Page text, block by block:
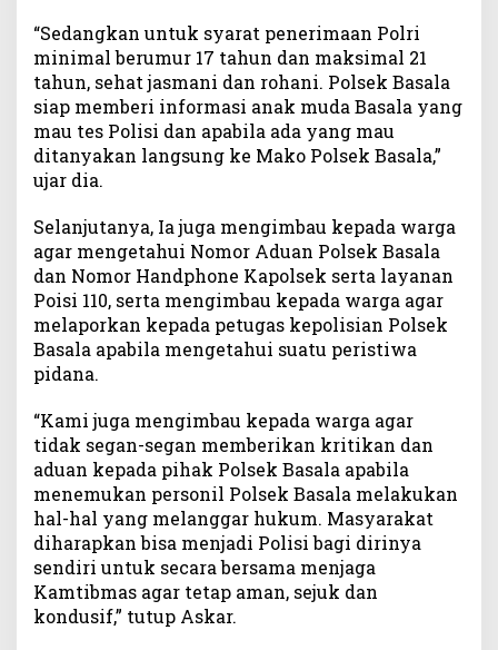
“Sedangkan untuk syarat penerimaan Polri
minimal berumur 17 tahun dan maksimal 21
tahun, sehat jasmani dan rohani. Polsek Basala
siap memberi informasi anak muda Basala yang
mau tes Polisi dan apabila ada yang mau
ditanyakan langsung ke Mako Polsek Basala,”
ujar dia.
Selanjutanya, Ia juga mengimbau kepada warga
agar mengetahui Nomor Aduan Polsek Basala
dan Nomor Handphone Kapolsek serta layanan
Poisi 110, serta mengimbau kepada warga agar
melaporkan kepada petugas kepolisian Polsek
Basala apabila mengetahui suatu peristiwa
pidana.
“Kami juga mengimbau kepada warga agar
tidak segan-segan memberikan kritikan dan
aduan kepada pihak Polsek Basala apabila
menemukan personil Polsek Basala melakukan
hal-hal yang melanggar hukum. Masyarakat
diharapkan bisa menjadi Polisi bagi dirinya
sendiri untuk secara bersama menjaga
Kamtibmas agar tetap aman, sejuk dan
kondusif,” tutup Askar.